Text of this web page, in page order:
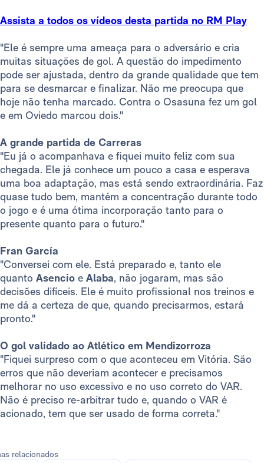
Assista a todos os vídeos desta partida no RM Play
"Ele é sempre uma ameaça para o adversário e cria
muitas situações de gol. A questão do impedimento
pode ser ajustada, dentro da grande qualidade que tem
para se desmarcar e finalizar. Não me preocupa que
hoje não tenha marcado. Contra o Osasuna fez um gol
e em Oviedo marcou dois."
A grande partida de Carreras
"Eu já o acompanhava e fiquei muito feliz com sua
chegada. Ele já conhece um pouco a casa e esperava
uma boa adaptação, mas está sendo extraordinária. Faz
quase tudo bem, mantém a concentração durante todo
o jogo e é uma ótima incorporação tanto para o
presente quanto para o futuro."
Fran García
"Conversei com ele. Está preparado e, tanto ele
quanto Asencio e Alaba, não jogaram, mas são
decisões difíceis. Ele é muito profissional nos treinos e
me dá a certeza de que, quando precisarmos, estará
pronto."
O gol validado ao Atlético em Mendizorroza
"Fiquei surpreso com o que aconteceu em Vitória. São
erros que não deveriam acontecer e precisamos
melhorar no uso excessivo e no uso correto do VAR.
Não é preciso re-arbitrar tudo e, quando o VAR é
acionado, tem que ser usado de forma correta."
relacionados